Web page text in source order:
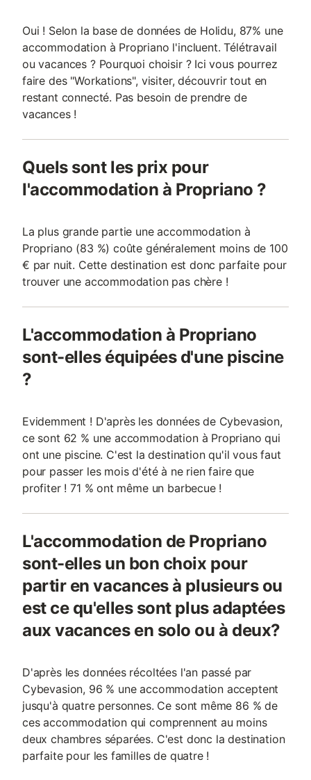
Oui ! Selon la base de données de Holidu, 87% une
accommodation à Propriano l'incluent. Télétravail
ou vacances ? Pourquoi choisir ? Ici vous pourrez
faire des "Workations", visiter, découvrir tout en
restant connecté. Pas besoin de prendre de
vacances !
Quels sont les prix pour
l'accommodation à Propriano ?
La plus grande partie une accommodation à
Propriano (83 %) coûte généralement moins de 100
€ par nuit. Cette destination est donc parfaite pour
trouver une accommodation pas chère !
L'accommodation à Propriano
sont-elles équipées d'une piscine
?
Evidemment ! D'après les données de Cybevasion,
ce sont 62 % une accommodation à Propriano qui
ont une piscine. C'est la destination qu'il vous faut
pour passer les mois d'été à ne rien faire que
profiter ! 71 % ont même un barbecue !
L'accommodation de Propriano
sont-elles un bon choix pour
partir en vacances à plusieurs ou
est ce qu'elles sont plus adaptées
aux vacances en solo ou à deux?
D'après les données récoltées l'an passé par
Cybevasion, 96 % une accommodation acceptent
jusqu'à quatre personnes. Ce sont même 86 % de
ces accommodation qui comprennent au moins
deux chambres séparées. C'est donc la destination
parfaite pour les familles de quatre !